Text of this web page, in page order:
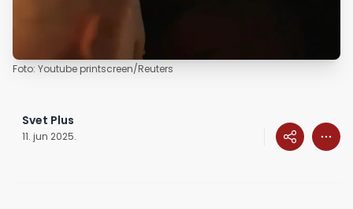
Foto: Youtube printscreen/Reuters
Svet Plus
11. jun 2025.